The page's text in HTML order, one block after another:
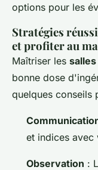
options pour les
Stratégies
et profiter au
Maîtriser les
bonne dose
quelques conseils
et indices avec
Observation :